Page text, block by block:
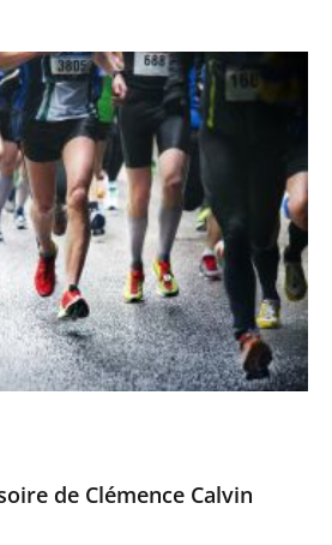
de Clémence Calvin